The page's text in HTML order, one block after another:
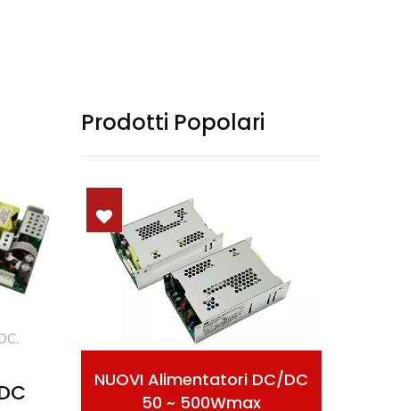
Prodotti Popolari
NUOVI Alimentatori DC/DC
50 ~ 500Wmax